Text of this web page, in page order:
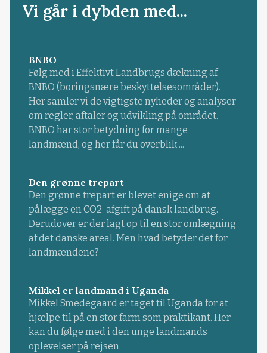
Vi går i dybden med...
BNBO
Følg med i Effektivt Landbrugs dækning af
BNBO (boringsnære beskyttelsesområder).
Her samler vi de vigtigste nyheder og analyser
om regler, aftaler og udvikling på området.
BNBO har stor betydning for mange
landmænd, og her får du overblik ...
Den grønne trepart
Den grønne trepart er blevet enige om at
pålægge en CO2-afgift på dansk landbrug.
Derudover er der lagt op til en stor omlægning
af det danske areal. Men hvad betyder det for
landmændene?
Mikkel er landmand i Uganda
Mikkel Smedegaard er taget til Uganda for at
hjælpe til på en stor farm som praktikant. Her
kan du følge med i den unge landmands
oplevelser på rejsen.